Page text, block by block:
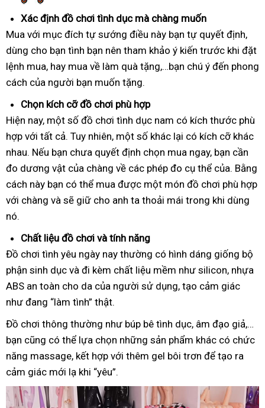
Xác định đồ chơi tình dục mà chàng muốn
Mua với mục đích tự sướng điều này bạn tự quyết định,
dùng cho bạn tình bạn nên tham khảo ý kiến trước khi đặt
lệnh mua, hay mua về làm quà tặng,…bạn chú ý đến phong
cách của người bạn muốn tặng.
Chọn kích cỡ đồ chơi phù hợp
Hiện nay, một số đồ chơi tình dục nam có kích thước phù
hợp với tất cả. Tuy nhiên, một số khác lại có kích cỡ khác
nhau. Nếu bạn chưa quyết định chọn mua ngay, bạn cần
đo dương vật của chàng về các phép đo cụ thể của. Bằng
cách này bạn có thể mua được một món đồ chơi phù hợp
với chàng và sẽ giữ cho anh ta thoải mái trong khi dùng
nó.
Chất liệu đồ chơi và tính năng
Đồ chơi tình yêu ngày nay thường có hình dáng giống bộ
phận sinh dục và đi kèm chất liệu mềm như silicon, nhựa
ABS an toàn cho da của người sử dụng, tạo cảm giác
như đang “làm tình” thật.
Đồ chơi thông thường như búp bê tình dục, âm đạo giả,…
bạn cũng có thể lựa chọn những sản phẩm khác có chức
năng massage, kết hợp với thêm gel bôi trơn để tạo ra
cảm giác mới lạ khi “yêu”.